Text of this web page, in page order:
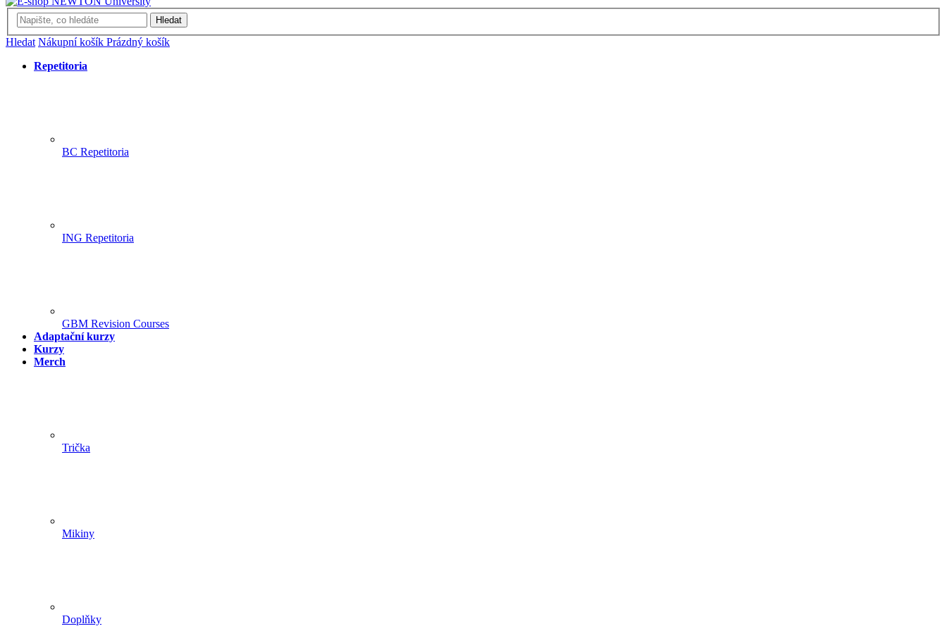
Hledat
Hledat Nákupní košík Prázdný košík
Repetitoria
BC Repetitoria
ING Repetitoria
GBM Revision Courses
Adaptační kurzy
Kurzy
Merch
Trička
Mikiny
Doplňky